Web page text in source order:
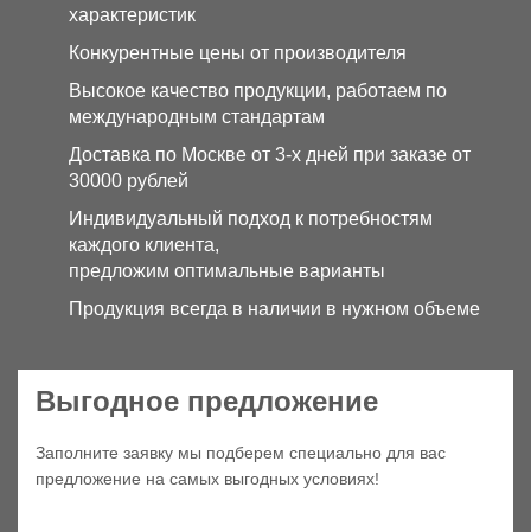
характеристик
Конкурентные цены от производителя
Высокое качество продукции, работаем по
международным стандартам
Доставка по Москве от 3-х дней при заказе от
30000 рублей
Индивидуальный подход к потребностям
каждого клиента,
предложим оптимальные варианты
Продукция всегда в наличии в нужном объеме
Выгодное предложение
Заполните заявку мы подберем специально для вас
предложение на самых выгодных условиях!